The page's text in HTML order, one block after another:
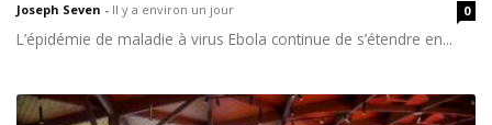
Joseph Seven - Il y a environ un jour 0
L’épidémie de maladie à virus Ebola continue de s’étendre en...